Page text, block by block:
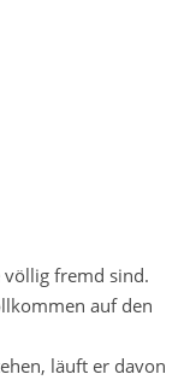
völlig fremd sind.
auf den
läuft er davon